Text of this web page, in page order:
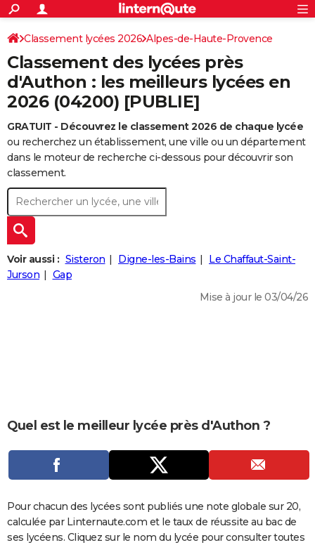
ACTUALITÉS
Politique
Société
Faits Divers
Education
Monde
Villes
+
SPORT
Coupe du monde 2026
Football
Tennis
Cyclisme
Rugby
Forum
CULTURE
Programme TV
TNT
Streaming
Cinéma
Sorties cinéma
Musique
+
FINANCE
Retraite
Impôts
Epargne
Immobilier
Risques naturels par ville
Banque
Assurance
Crédit
AUTO
Essais
Réserver un essai
Citadines
Berlines
SUV
Forum auto
+
HIGH-TECH
BRICOLAGE
Forum
Aménagement intérieur
Extérieur
Cuisine
Salle de bains
Jardinage
Rangement
+WEEK-END
Guides de France
Escapades
Patrimoine
Expositions
Musées
Week-end nature
+
LIFESTYLE
Art de vivre
Bien-être
Loisirs
Mode
Modes de vie
+SANTE
Dictionnaire
Biographies
Expressions
Proverbes
PROGRAMME TV
COPAINS D'AVANT
S'inscrire
Se connecter
Lycées
Collèges
Primaires
Universités
Entreprises
Service militaire
Avis de recherche
AVIS DE DÉCÈS
Rechercher
S'inscrire
Connexion
Classement lycées 2026 Alpes-de-Haute-Provence
Classement des lycées près
d'Authon : les meilleurs lycées en
2026 (04200) [PUBLIE]
GRATUIT - Découvrez le classement 2026 de chaque lycée
ou recherchez un établissement, une ville ou un département
dans le moteur de recherche ci-dessous pour découvrir son
classement.
Voir aussi : Sisteron Digne-les-Bains
Le Chaffaut-Saint-
Jurson
Gap
Mise à jour le 03/04/26
Quel est le meilleur lycée près d'Authon ?
Pour chacun des lycées sont publiés une note globale sur 20,
calculée par Linternaute.com et le taux de réussite au bac de
ses lycéens. Cliquez sur le nom du lycée pour consulter toutes